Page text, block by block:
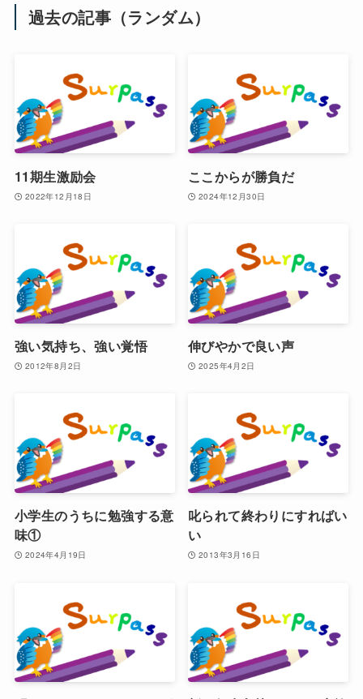
過去の記事（ランダム）
11期生激励会
2022年12月18日
ここからが勝負だ
2024年12月30日
強い気持ち、強い覚悟
2012年8月2日
伸びやかで良い声
2025年4月2日
小学生のうちに勉強する意
味①
2024年4月19日
叱られて終わりにすればい
い
2013年3月16日